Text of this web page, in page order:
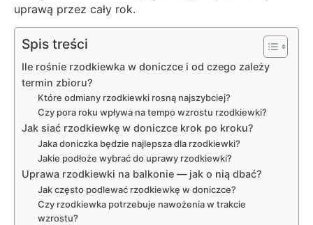
uprawą przez cały rok.
Spis treści
Ile rośnie rzodkiewka w doniczce i od czego zależy
termin zbioru?
Które odmiany rzodkiewki rosną najszybciej?
Czy pora roku wpływa na tempo wzrostu rzodkiewki?
Jak siać rzodkiewkę w doniczce krok po kroku?
Jaka doniczka będzie najlepsza dla rzodkiewki?
Jakie podłoże wybrać do uprawy rzodkiewki?
Uprawa rzodkiewki na balkonie — jak o nią dbać?
Jak często podlewać rzodkiewkę w doniczce?
Czy rzodkiewka potrzebuje nawożenia w trakcie
wzrostu?